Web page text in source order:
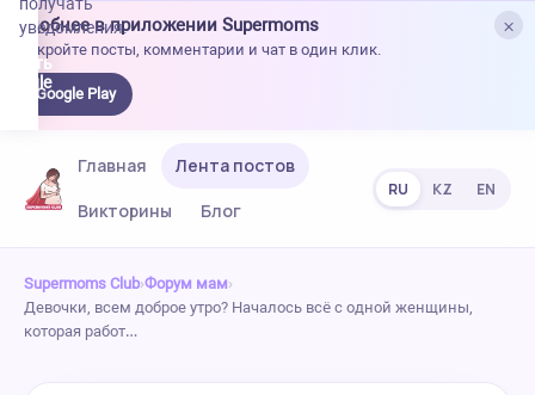
×
Удобнее в приложении Supermoms
Откройте посты, комментарии и чат в один клик.
Google Play
уведомления.
Главная
Лента постов
Викторины
Блог
RU KZ EN
Supermoms Club›Форум мам›
Девочки, всем доброе утро? Началось всë с одной женщины,
которая работ…